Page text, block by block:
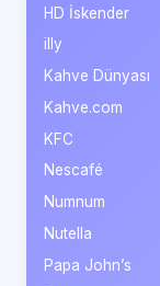
HD İskender
illy
Kahve Dünyası
Kahve.com
KFC
Nescafé
Numnum
Nutella
Papa John’s